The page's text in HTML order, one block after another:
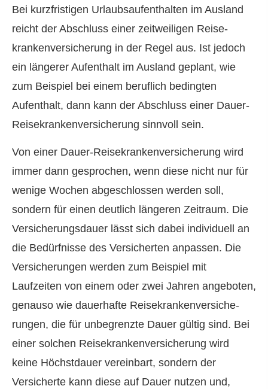
Bei kurzfristigen Urlaubsaufenthalten im Ausland
reicht der Abschluss einer zeitweiligen Reise­
kranken­ver­si­che­rung in der Regel aus. Ist jedoch
ein längerer Aufenthalt im Ausland geplant, wie
zum Beispiel bei einem beruflich bedingten
Aufenthalt, dann kann der Abschluss einer Dauer-
Reise­kranken­ver­si­che­rung sinnvoll sein.
Von einer Dauer-Reise­kranken­ver­si­che­rung wird
immer dann gesprochen, wenn diese nicht nur für
wenige Wochen abgeschlossen werden soll,
sondern für einen deutlich längeren Zeitraum. Die
Versicherungsdauer lässt sich dabei individuell an
die Bedürfnisse des Versicherten anpassen. Die
Versicherungen werden zum Beispiel mit
Laufzeiten von einem oder zwei Jahren angeboten,
genauso wie dauerhafte Reise­kranken­ver­si­che­
rungen, die für unbegrenzte Dauer gültig sind. Bei
einer solchen Reise­kranken­ver­si­che­rung wird
keine Höchstdauer vereinbart, sondern der
Versicherte kann diese auf Dauer nutzen und,